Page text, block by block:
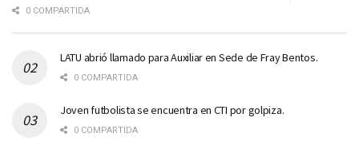
0 COMPARTIDA
LATU abrió llamado para Auxiliar en Sede de Fray Bentos.
0 COMPARTIDA
Joven futbolista se encuentra en CTI por golpiza.
0 COMPARTIDA